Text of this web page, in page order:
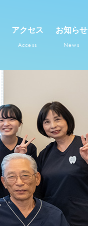
アクセス
Access
お知らせ
News